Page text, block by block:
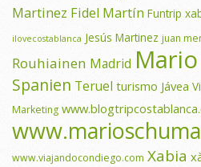
Martinez Fidel Martín Funtrip
ilovecostablanca Jesús Martinez juan
Rouhiainen Madrid
Spanien Teruel turismo Jávea
Marketing
www.viajandocondiego.com Xabia